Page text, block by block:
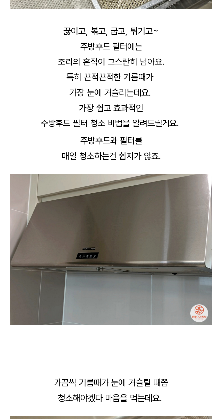
끓이고, 볶고, 굽고, 튀기고~
주방후드 필터에는
조리의 흔적이 고스란히 남아요.
특히 끈적끈적한 기름때가
가장 눈에 거슬리는데요.
가장 쉽고 효과적인
주방후드 필터 청소 비법을 알려드릴게요.
주방후드와 필터를
매일 청소하는건 쉽지가 않죠.
가끔씩 기름때가 눈에 거슬릴 때쯤
청소해야겠다 마음을 먹는데요.